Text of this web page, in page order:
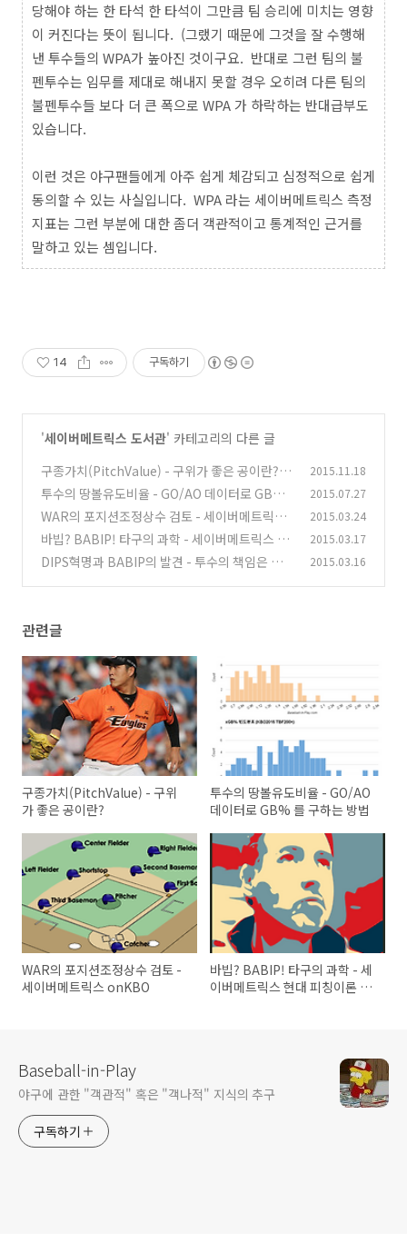
당해야 하는 한 타석 한 타석이 그만큼 팀 승리에 미치는 영향
이 커진다는 뜻이 됩니다. (그랬기 때문에 그것을 잘 수행해
낸 투수들의 WPA가 높아진 것이구요. 반대로 그런 팀의 불
펜투수는 임무를 제대로 해내지 못할 경우 오히려 다른 팀의
불펜투수들 보다 더 큰 폭으로 WPA 가 하락하는 반대급부도
있습니다.
이런 것은 야구팬들에게 아주 쉽게 체감되고 심정적으로 쉽게
동의할 수 있는 사실입니다. WPA 라는 세이버메트릭스 측정
지표는 그런 부분에 대한 좀더 객관적이고 통계적인 근거를
말하고 있는 셈입니다.
14 구독하기
'세이버메트릭스 도서관' 카테고리의 다른 글
구종가치(PitchValue) - 구위가 좋은 공이란?
(1
7)
2015.11.18
투수의 땅볼유도비율 - GO/AO 데이터로 GB%
를 구하는 방법 (4)
2015.07.27
WAR의 포지션조정상수 검토 - 세이버메트릭스
onKBO
(8)
2015.03.24
바빕? BABIP! 타구의 과학 - 세이버메트릭스 현
대 피칭이론 정립
(2)
2015.03.17
DIPS혁명과 BABIP의 발견 - 투수의 책임은 어
2015.03.16
관련글
구종가치(PitchValue) - 구위
가 좋은 공이란?
투수의 땅볼유도비율 - GO/AO
데이터로 GB% 를 구하는 방법
WAR의 포지션조정상수 검토 -
세이버메트릭스 onKBO
바빕? BABIP! 타구의 과학 - 세
이버메트릭스 현대 피칭이론 정
Baseball-in-Play
야구에 관한 "객관적" 혹은 "객나적" 지식의 추구
구독하기